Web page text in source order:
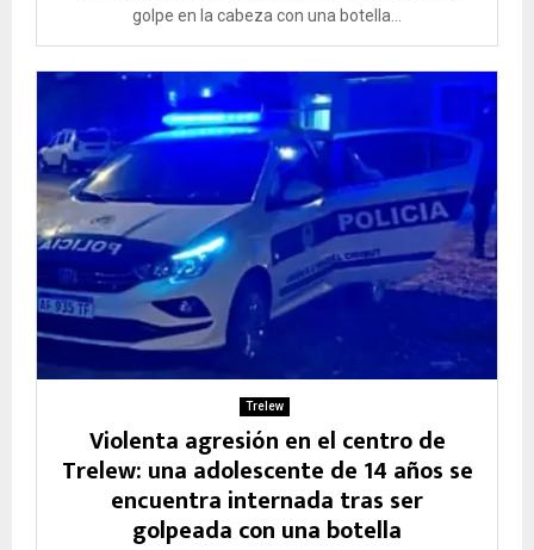
golpe en la cabeza con una botella...
Trelew
Violenta agresión en el centro de
Trelew: una adolescente de 14 años se
encuentra internada tras ser
golpeada con una botella